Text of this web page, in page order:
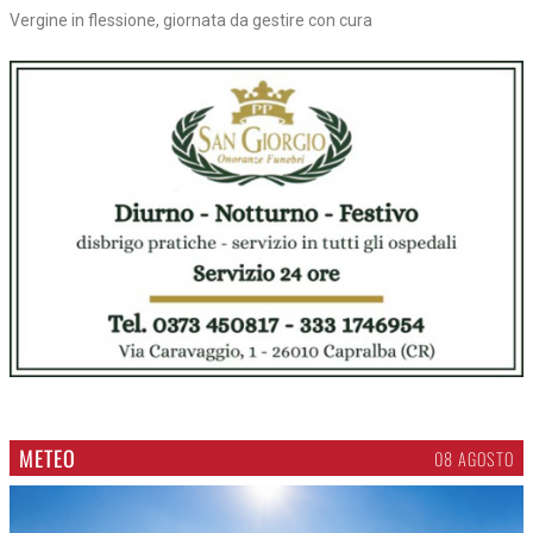
Vergine in flessione, giornata da gestire con cura
METEO 08 AGOSTO